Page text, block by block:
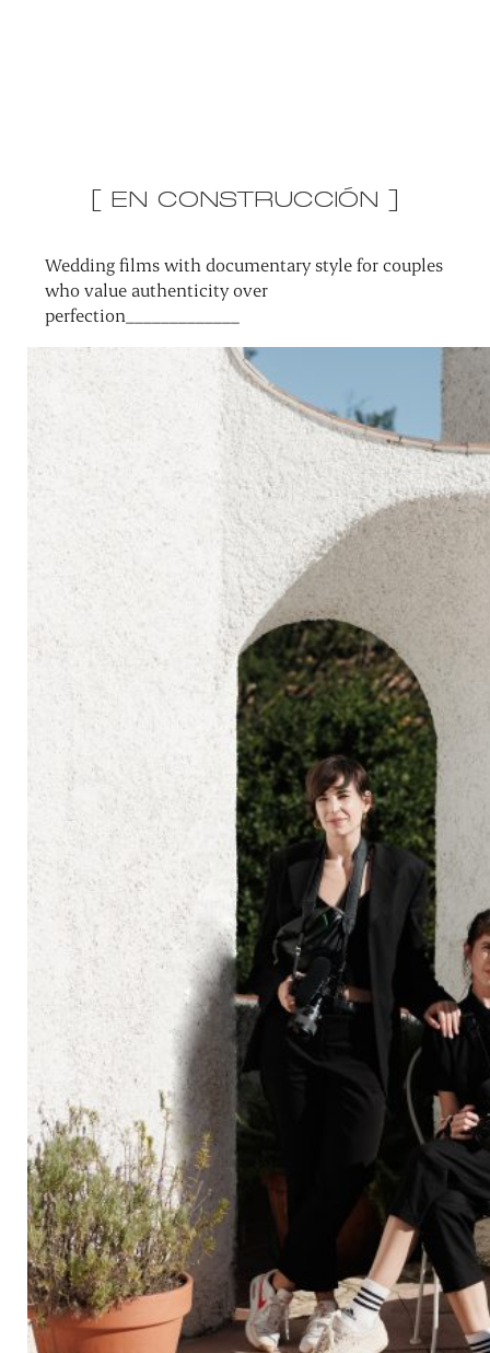
[ EN CONSTRUCCIÓN ]
Wedding films with documentary style for couples
who value authenticity over
perfection_____________